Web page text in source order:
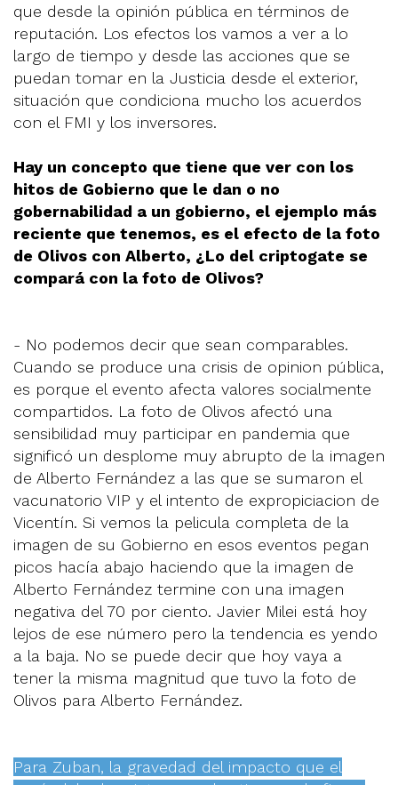
que desde la opinión pública en términos de
reputación. Los efectos los vamos a ver a lo
largo de tiempo y desde las acciones que se
puedan tomar en la Justicia desde el exterior,
situación que condiciona mucho los acuerdos
con el FMI y los inversores.
Hay un concepto que tiene que ver con los
hitos de Gobierno que le dan o no
gobernabilidad a un gobierno, el ejemplo más
reciente que tenemos, es el efecto de la foto
de Olivos con Alberto, ¿Lo del criptogate se
compará con la foto de Olivos?
- No podemos decir que sean comparables.
Cuando se produce una crisis de opinion pública,
es porque el evento afecta valores socialmente
compartidos. La foto de Olivos afectó una
sensibilidad muy participar en pandemia que
significó un desplome muy abrupto de la imagen
de Alberto Fernández a las que se sumaron el
vacunatorio VIP y el intento de expropiciacion de
Vicentín. Si vemos la pelicula completa de la
imagen de su Gobierno en esos eventos pegan
picos hacía abajo haciendo que la imagen de
Alberto Fernández termine con una imagen
negativa del 70 por ciento. Javier Milei está hoy
lejos de ese número pero la tendencia es yendo
a la baja. No se puede decir que hoy vaya a
tener la misma magnitud que tuvo la foto de
Olivos para Alberto Fernández.
Para Zuban, la gravedad del impacto que el